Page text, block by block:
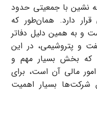
نشین با جمعیتی حدود
قرار دارد. همان‌طور که
و به همین دلیل دفاتر
و پتروشیمی، در این
که بخش بسیار مهم و
مالی آن است، برای
شرکت‌ها بسیار اهمیت